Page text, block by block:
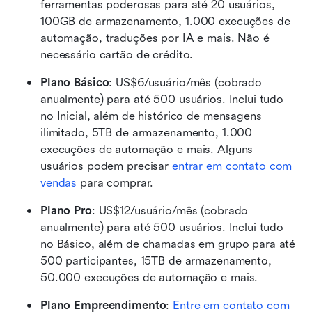
ferramentas poderosas para até 20 usuários,
100GB de armazenamento, 1.000 execuções de
automação, traduções por IA e mais. Não é
necessário cartão de crédito.
Plano Básico: US$6/usuário/mês (cobrado
anualmente) para até 500 usuários. Inclui tudo
no Inicial, além de histórico de mensagens
ilimitado, 5TB de armazenamento, 1.000
execuções de automação e mais. Alguns
usuários podem precisar entrar em contato com
vendas para comprar.
Plano Pro: US$12/usuário/mês (cobrado
anualmente) para até 500 usuários. Inclui tudo
no Básico, além de chamadas em grupo para até
500 participantes, 15TB de armazenamento,
50.000 execuções de automação e mais.
Plano Empreendimento: Entre em contato com